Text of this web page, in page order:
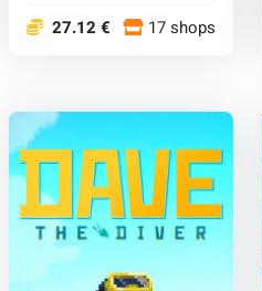
27.12 € 17 shops